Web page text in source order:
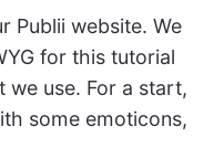
Publii website. We
for this tutorial
we use. For a start,
some emoticons,